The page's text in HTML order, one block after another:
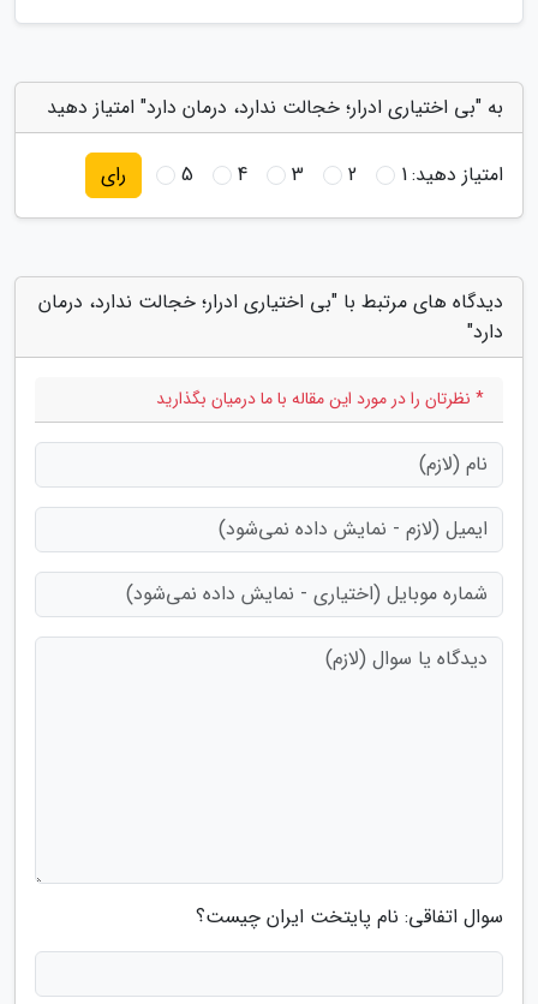
به "بی اختیاری ادرار؛ خجالت ندارد، درمان دارد" امتیاز دهید
امتیاز دهید:1
2
3
4
5 رای
دیدگاه های مرتبط با "بی اختیاری ادرار؛ خجالت ندارد، درمان
دارد"
* نظرتان را در مورد این مقاله با ما درمیان بگذارید
سوال اتفاقی: نام پایتخت ایران چیست؟